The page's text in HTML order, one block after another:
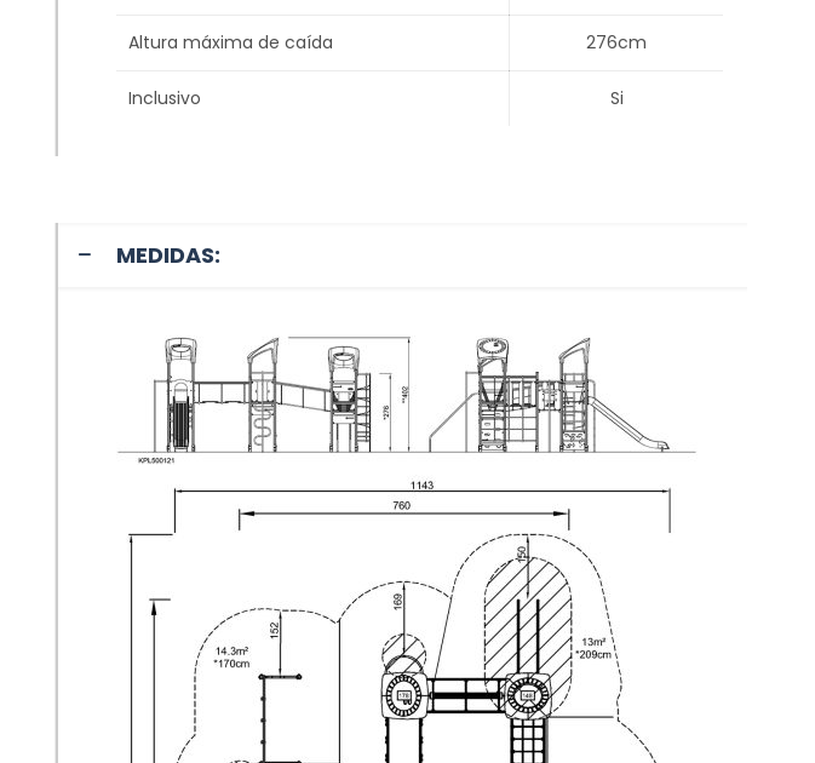
Altura máxima de caída 276cm
Inclusivo Si
MEDIDAS: